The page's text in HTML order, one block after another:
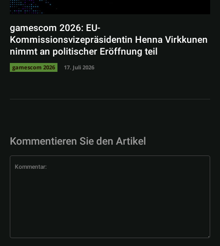
gamescom 2026: EU-
Kommissionsvizepräsidentin Henna Virkkunen
nimmt an politischer Eröffnung teil
gamescom 2026 17. Juli 2026
Kommentieren Sie den Artikel